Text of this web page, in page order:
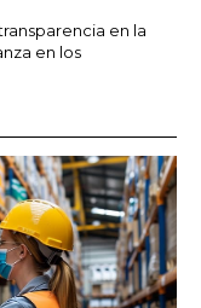
en la
en los